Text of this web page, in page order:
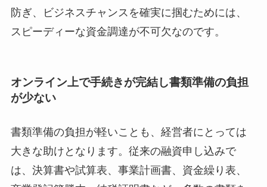
防ぎ、ビジネスチャンスを確実に掴むためには、
スピーディーな資金調達が不可欠なのです。
オンライン上で手続きが完結し書類準備の負担
が少ない
書類準備の負担が軽いことも、経営者にとっては
大きな助けとなります。従来の融資申し込みで
は、決算書や試算表、事業計画書、資金繰り表、